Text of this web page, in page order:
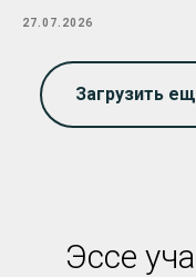
27.07.2026
Загрузить
Эссе